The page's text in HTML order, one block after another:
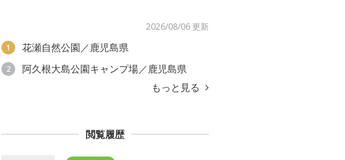
2026/08/06 更新
1 花瀬自然公園／鹿児島県
2
阿久根大島公園キャンプ場／鹿児島県
もっと見る
閲覧履歴